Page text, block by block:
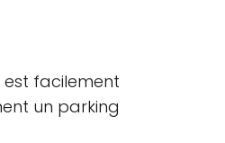
est facilement
un parking